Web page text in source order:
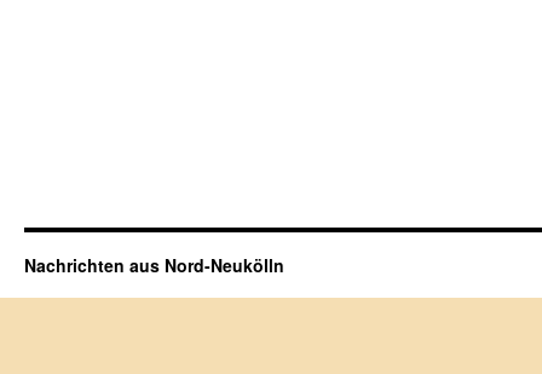
Nachrichten aus Nord-Neukölln